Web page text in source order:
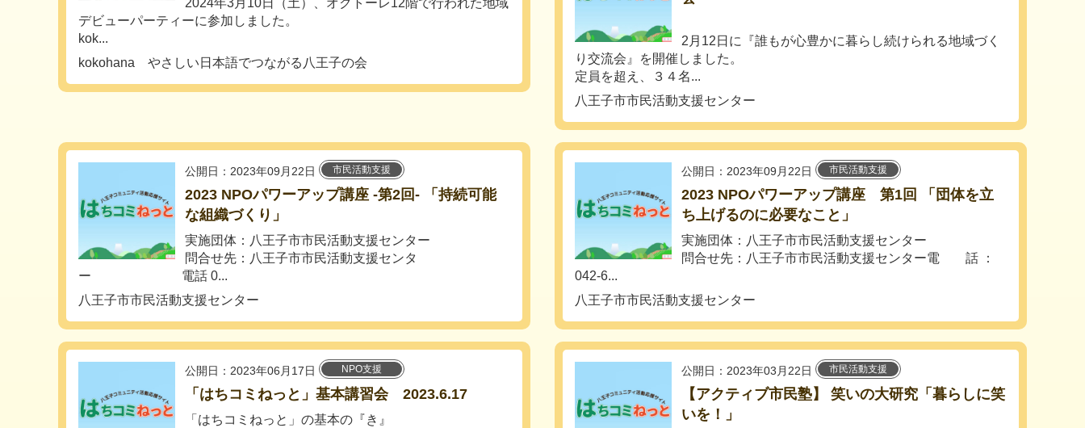
2024年3月10日（土）、オクトーレ12階で行われた地域
デビューパーティーに参加しました。
kok...
kokohana やさしい日本語でつながる八王子の会
2月12日に『誰もが心豊かに暮らし続けられる地域づく
り交流会』を開催しました。
定員を超え、３４名...
八王子市市民活動支援センター
公開日：2023年09月22日 市民活動支援
2023 NPOパワーアップ講座 -第2回- 「持続可能
な組織づくり」
実施団体：八王子市市民活動支援センター
問合せ先：八王子市市民活動支援センタ
ー 電話 0...
八王子市市民活動支援センター
公開日：2023年09月22日 市民活動支援
2023 NPOパワーアップ講座 第1回 「団体を立
ち上げるのに必要なこと」
実施団体：八王子市市民活動支援センター
問合せ先：八王子市市民活動支援センター電 話 ：
042-6...
八王子市市民活動支援センター
公開日：2023年06月17日 NPO支援
「はちコミねっと」基本講習会 2023.6.17
「はちコミねっと」の基本の『き』
公開日：2023年03月22日 市民活動支援
【アクティブ市民塾】 笑いの大研究「暮らしに笑
いを！」